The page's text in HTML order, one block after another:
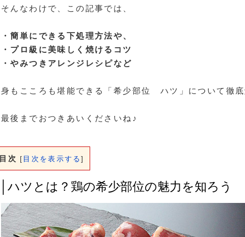
そんなわけで、この記事では、
・簡単にできる下処理方法や、
・プロ級に美味しく焼けるコツ
・やみつきアレンジレシピなど
身もこころも堪能できる「希少部位 ハツ」について徹底
最後までおつきあいくださいね♪
目次 [ 目次を表示する]
│ハツとは？鶏の希少部位の魅力を知ろう